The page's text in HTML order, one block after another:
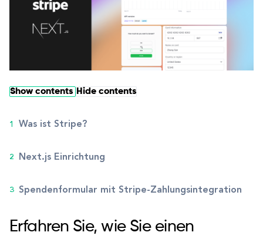
Show contents Hide contents
Was ist Stripe?
Next.js Einrichtung
Spendenformular mit Stripe-Zahlungsintegration
Erfahren Sie, wie Sie einen